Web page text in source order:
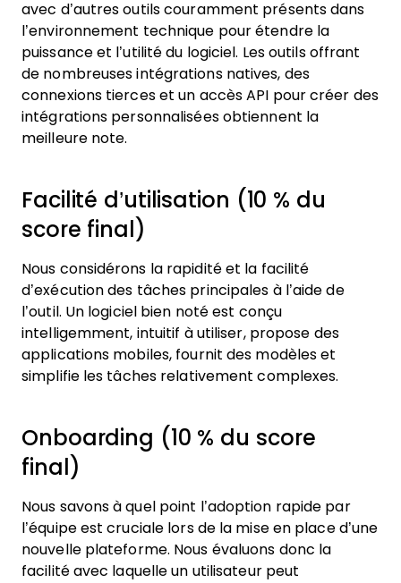
avec d’autres outils couramment présents dans
l’environnement technique pour étendre la
puissance et l’utilité du logiciel. Les outils offrant
de nombreuses intégrations natives, des
connexions tierces et un accès API pour créer des
intégrations personnalisées obtiennent la
meilleure note.
Facilité d’utilisation (10 % du
score final)
Nous considérons la rapidité et la facilité
d’exécution des tâches principales à l’aide de
l’outil. Un logiciel bien noté est conçu
intelligemment, intuitif à utiliser, propose des
applications mobiles, fournit des modèles et
simplifie les tâches relativement complexes.
Onboarding (10 % du score
final)
Nous savons à quel point l’adoption rapide par
l’équipe est cruciale lors de la mise en place d’une
nouvelle plateforme. Nous évaluons donc la
facilité avec laquelle un utilisateur peut